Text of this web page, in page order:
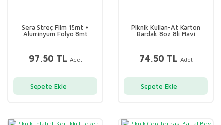
Sera Streç Film 15mt +
Aluminyum Folyo 8mt
97,50 TL Adet
Sepete Ekle
Piknik Kullan-At Karton
Bardak 8oz 8li Mavi
74,50 TL Adet
Sepete Ekle